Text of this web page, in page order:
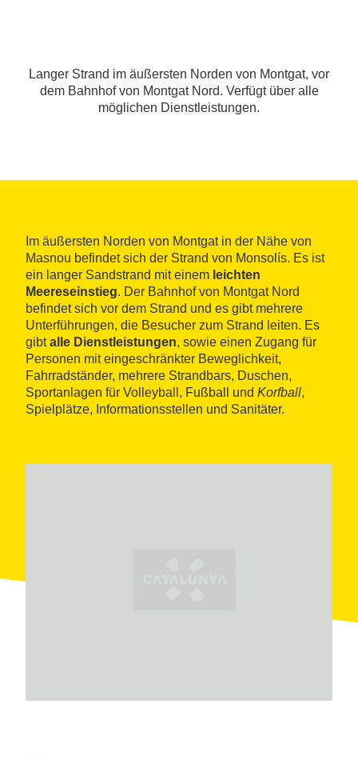
Langer Strand im äußersten Norden von Montgat, vor
dem Bahnhof von Montgat Nord. Verfügt über alle
möglichen Dienstleistungen.
Im äußersten Norden von Montgat in der Nähe von
Masnou befindet sich der Strand von Monsolís. Es ist
ein langer Sandstrand mit einem leichten
Meereseinstieg. Der Bahnhof von Montgat Nord
befindet sich vor dem Strand und es gibt mehrere
Unterführungen, die Besucher zum Strand leiten. Es
gibtalle Dienstleistungen, sowie einen Zugang für
Personen mit eingeschränkter Beweglichkeit,
Fahrradständer, mehrere Strandbars, Duschen,
Sportanlagen für Volleyball, Fußball und Korfball,
Spielplätze, Informationsstellen und Sanitäter.